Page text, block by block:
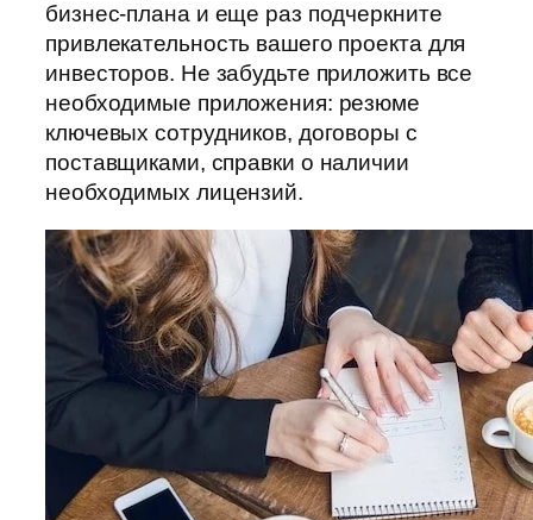
бизнес-плана и еще раз подчеркните
привлекательность вашего проекта для
инвесторов. Не забудьте приложить все
необходимые приложения: резюме
ключевых сотрудников, договоры с
поставщиками, справки о наличии
необходимых лицензий.